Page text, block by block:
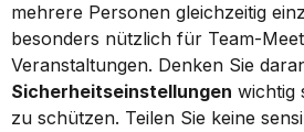
mehrere Personen gleichzeitig
besonders nützlich für Team-
Sicherheitseinstellungen wichtig
zu schützen. Teilen Sie keine